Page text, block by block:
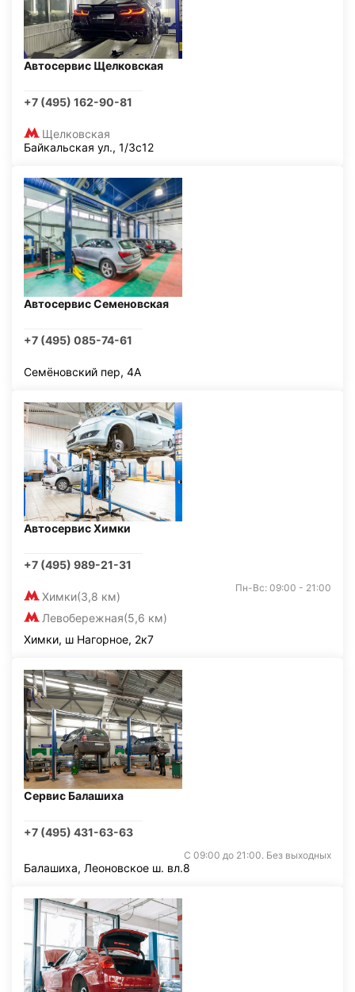
Автосервис Щелковская
+7 (495) 162-90-81
Щелковская
Байкальская ул., 1/3с12
Автосервис Семеновская
+7 (495) 085-74-61
Семёновский пер, 4А
Автосервис Химки
+7 (495) 989-21-31
Химки(3,8 км)
Левобережная(5,6 км)
Пн-Вс: 09:00 - 21:00
Химки, ш Нагорное, 2к7
Сервис Балашиха
+7 (495) 431-63-63
С 09:00 до 21:00. Без выходных
Балашиха, Леоновское ш. вл.8